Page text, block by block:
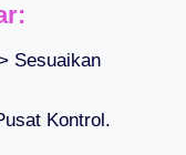
Sesuaikan
Kontrol.